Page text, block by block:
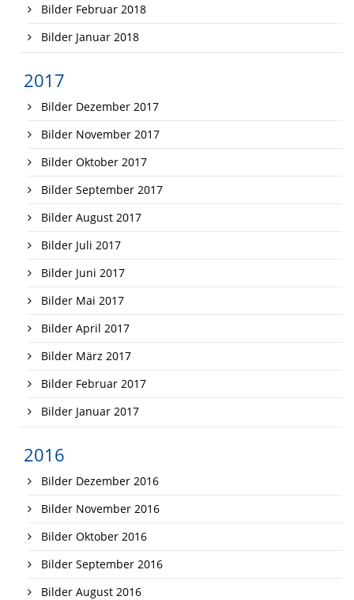
Bilder Februar 2018
Bilder Januar 2018
2017
Bilder Dezember 2017
Bilder November 2017
Bilder Oktober 2017
Bilder September 2017
Bilder August 2017
Bilder Juli 2017
Bilder Juni 2017
Bilder Mai 2017
Bilder April 2017
Bilder März 2017
Bilder Februar 2017
Bilder Januar 2017
2016
Bilder Dezember 2016
Bilder November 2016
Bilder Oktober 2016
Bilder September 2016
Bilder August 2016